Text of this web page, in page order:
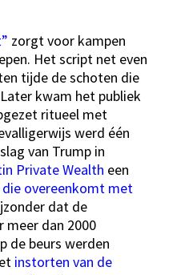
zorgt voor kampen
Het script net even
tijde de schoten die
kwam het publiek
ritueel met
werd één
van Trump in
Private Wealth een
die overeenkomt met
dat de
meer dan 2000
de beurs werden
instorten van de